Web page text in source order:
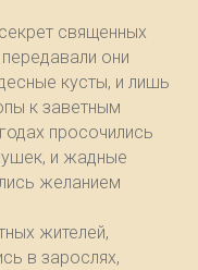
священных
они
кусты, и лишь
к заветным
просочились
и жадные
желанием
жителей,
в зарослях,